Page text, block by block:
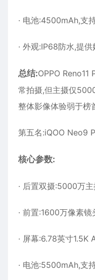
· 电池:4500mAh,支
· 外观:IP68防水,提
总结:OPPO Reno11
常拍摄,但主摄仅
整体影像体验弱于榜
第五名:iQOO Neo9
核心参数:
· 后置双摄:5000万
· 前置:1600万像素镜
· 屏幕:6.78英寸1.5K
· 电池:5500mAh,支